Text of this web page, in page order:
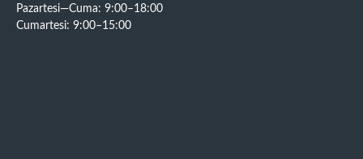
Pazartesi—Cuma: 9:00–18:00
Cumartesi: 9:00–15:00